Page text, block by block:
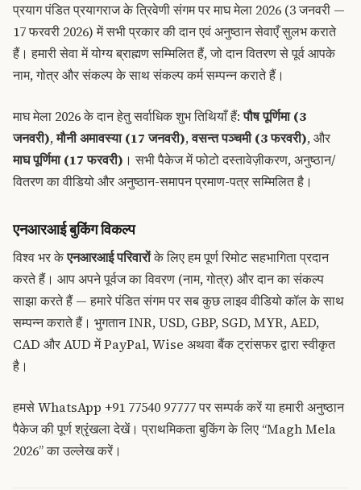
प्रयाग पंडित प्रयागराज के त्रिवेणी संगम पर माघ मेला 2026 (3 जनवरी —
17 फरवरी 2026) में सभी प्रकार की दान एवं अनुष्ठान सेवाएँ सुलभ कराते
हैं। हमारी सेवा में योग्य ब्राह्मण सम्मिलित हैं, जो दान वितरण से पूर्व आपके
नाम, गोत्र और संकल्प के साथ संकल्प कर्म सम्पन्न कराते हैं।
माघ मेला 2026 के दान हेतु सर्वाधिक शुभ तिथियाँ हैं:पौष पूर्णिमा (3
जनवरी),मौनी अमावस्या (17 जनवरी),वसन्त पञ्चमी (3 फरवरी), और
माघ पूर्णिमा (17 फरवरी) । सभी पैकेज में फोटो दस्तावेज़ीकरण, अनुष्ठान/
वितरण का वीडियो और अनुष्ठान-समापन प्रमाण-पत्र सम्मिलित है।
एनआरआई बुकिंग विकल्प
विश्व भर केएनआरआई परिवारोंके लिए हम पूर्ण रिमोट सहभागिता प्रदान
करते हैं। आप अपने पूर्वज का विवरण (नाम, गोत्र) और दान का संकल्प
साझा करते हैं — हमारे पंडित संगम पर सब कुछ लाइव वीडियो कॉल के साथ
सम्पन्न कराते हैं। भुगतान INR, USD, GBP, SGD, MYR, AED,
CAD और AUD में PayPal, Wise अथवा बैंक ट्रांसफर द्वारा स्वीकृत
है।
हमसेWhatsApp +91 77540 97777पर सम्पर्क करें या हमारीअनुष्ठान
पैकेज की पूर्ण श्रृंखलादेखें। प्राथमिकता बुकिंग के लिए “Magh Mela
2026” का उल्लेख करें।